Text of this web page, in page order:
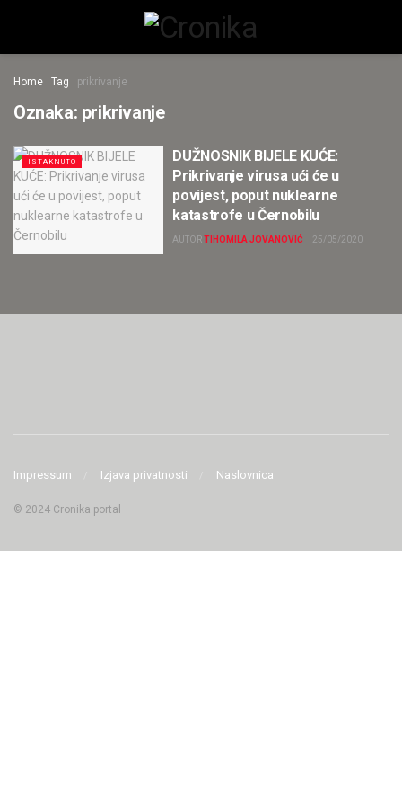
Home Tag prikrivanje
Oznaka: prikrivanje
ISTAKNUTO
DUŽNOSNIK BIJELE KUĆE:
Prikrivanje virusa ući će u
povijest, poput nuklearne
katastrofe u Černobilu
AUTORTIHOMILA JOVANOVIĆ 25/05/2020
Impressum Izjava privatnosti Naslovnica
© 2024 Cronika portal